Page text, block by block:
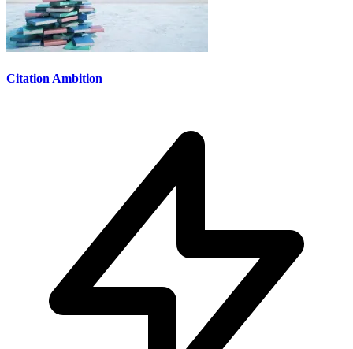
Citation Ambition